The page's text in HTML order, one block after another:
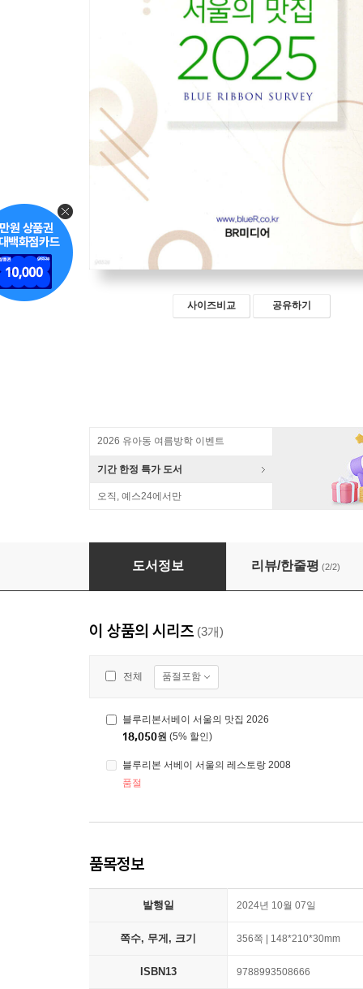
사이즈비교 공유하기
2026 유아동 여름방학 이벤트
기간 한정 특가 도서
오직, 예스24에서만
블루리본서베이 서울의 맛집 2025
도서정보 리뷰/한줄평 (2/2)
이 상품의 시리즈 (3개)
전체 품절포함
블루리본서베이 서울의 맛집 2026
18,050원 (5% 할인)
블루리본 서베이 서울의 레스토랑 2008
품절
품목정보
발행일 2024년 10월 07일
쪽수, 무게, 크기 356쪽 | 148*210*30mm
ISBN13 9788993508666